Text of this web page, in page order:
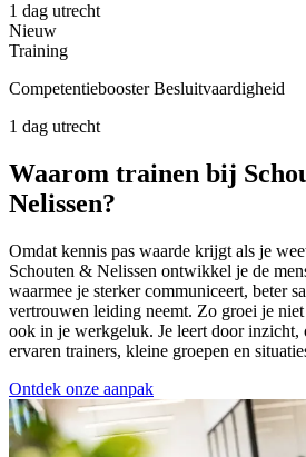
1 dag utrecht
Nieuw
Training
Competentiebooster Besluitvaardigheid
1 dag utrecht
Waarom trainen bij
Nelissen?
Omdat kennis pas waarde krijgt als je
Schouten & Nelissen ontwikkel je de
waarmee je sterker communiceert, beter
vertrouwen leiding neemt. Zo groei je
ook in je werkgeluk. Je leert door inzicht,
ervaren trainers, kleine groepen en
Ontdek onze aanpak